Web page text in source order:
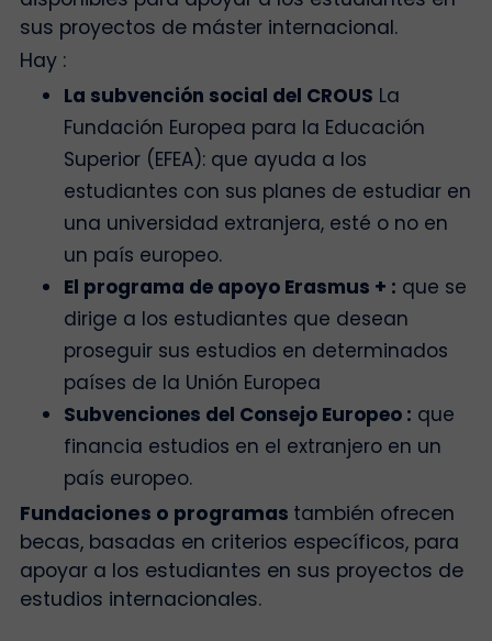
sus proyectos de máster internacional.
Hay :
La subvención social del CROUS La
Fundación Europea para la Educación
Superior (EFEA): que ayuda a los
estudiantes con sus planes de estudiar en
una universidad extranjera, esté o no en
un país europeo.
El programa de apoyo Erasmus + : que se
dirige a los estudiantes que desean
proseguir sus estudios en determinados
países de la Unión Europea
Subvenciones del Consejo Europeo : que
financia estudios en el extranjero en un
país europeo.
Fundaciones o programas también ofrecen
becas, basadas en criterios específicos, para
apoyar a los estudiantes en sus proyectos de
estudios internacionales.